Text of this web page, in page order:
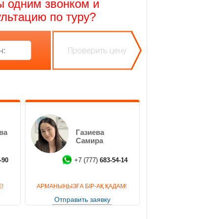
мало, если не считать пальмовых посадок.
место для отдыха с семьёй и
потанцевать на местной дискотеке до
на гостиничные номера даже в сезон,
посмотреть?
одним звонком и
по туру?
90
Газиева
Самира
+7 (777) 683-54-14
АРМАНЫҢЫЗҒА БІР-АҚ ҚАДАМ!
Отправить заявку